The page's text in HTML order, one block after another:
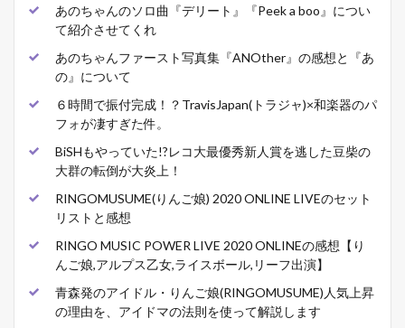
あのちゃんのソロ曲『デリート』『Peek a boo』につい
て紹介させてくれ
あのちゃんファースト写真集『ANOther』の感想と『あ
の』について
６時間で振付完成！？TravisJapan(トラジャ)×和楽器のパ
フォが凄すぎた件。
BiSHもやっていた!?レコ大最優秀新人賞を逃した豆柴の
大群の転倒が大炎上！
RINGOMUSUME(りんご娘) 2020 ONLINE LIVEのセット
リストと感想
RINGO MUSIC POWER LIVE 2020 ONLINEの感想【り
んご娘,アルプス乙女,ライスボール,リーフ出演】
青森発のアイドル・りんご娘(RINGOMUSUME)人気上昇
の理由を、アイドマの法則を使って解説します